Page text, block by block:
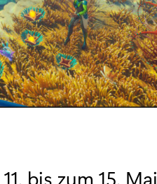
bis zum 15. Mai